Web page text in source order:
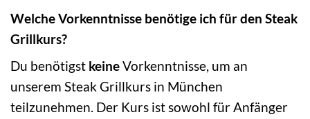
Welche Vorkenntnisse benötige ich für den Steak
Grillkurs?
Du benötigst keineVorkenntnisse, um an
unserem Steak Grillkurs in München
teilzunehmen. Der Kurs ist sowohl für Anfänger